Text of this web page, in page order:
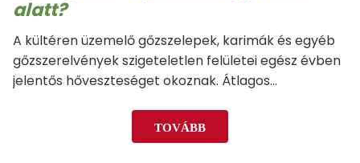
alatt?
A kültéren üzemelő gőzszelepek, karimák és egyéb
gőzszerelvények szigeteletlen felületei egész évben
jelentős hőveszteséget okoznak. Átlagos
gőzszelep szigetelésének megtérülési ideje már
önmagában is körülbelül 4-8 hónap. A téli
TOVÁBB